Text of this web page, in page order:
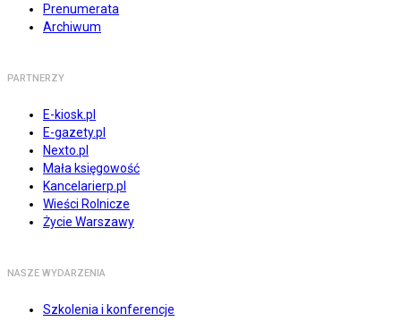
Prenumerata
Archiwum
PARTNERZY
E-kiosk.pl
E-gazety.pl
Nexto.pl
Mała księgowość
Kancelarierp.pl
Wieści Rolnicze
Życie Warszawy
NASZE WYDARZENIA
Szkolenia i konferencje